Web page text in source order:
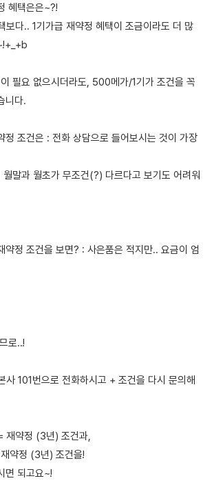
혜택은은~?!
보다.. 1기가급 재약정 혜택이 조금이라도 더 많
필요 없으시더라도, 500메가/1기가 조건을 꼭
니다.
정 조건은 : 전화 상담으로 들어보시는 것이 가장
말과 월초가 무조건(?) 다르다고 보기도 어려워
약정 조건을 보면? : 사은품은 적지만.. 요금이 엄
로..!
사 101번으로 전화하시고 + 조건을 다시 문의해
재약정 (3년) 조건과,
약정 (3년) 조건을!
면 되고요~!